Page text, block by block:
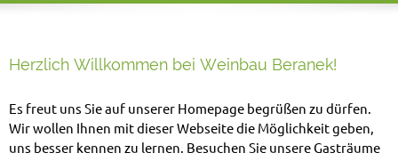
Herzlich Willkommen bei Weinbau Beranek!
Es freut uns Sie auf unserer Homepage begrüßen zu dürfen.
Wir wollen Ihnen mit dieser Webseite die Möglichkeit geben,
uns besser kennen zu lernen. Besuchen Sie unsere Gasträume